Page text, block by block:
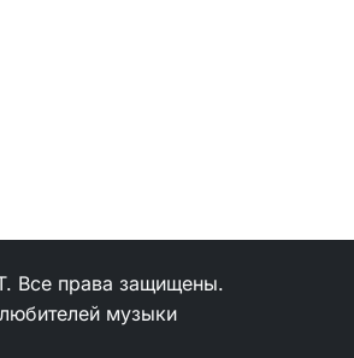
Все права защищены.
музыки